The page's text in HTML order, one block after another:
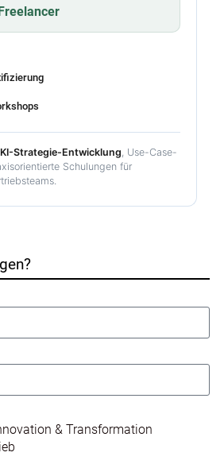
KI-Strategie-Entwicklung, Use-Case-
Schulungen für
& Transformation